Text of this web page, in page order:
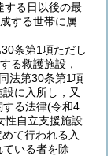
する日以後の最
する世帯に属
条第1項ただし
る救護施設，
法第30条第1項
に入所し，又
する法律(令和4
性自立支援施設
て行われる入
いる者を除